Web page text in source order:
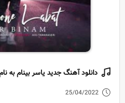
دانلود آهنگ جدید یاسر بینام به
25/04/2022